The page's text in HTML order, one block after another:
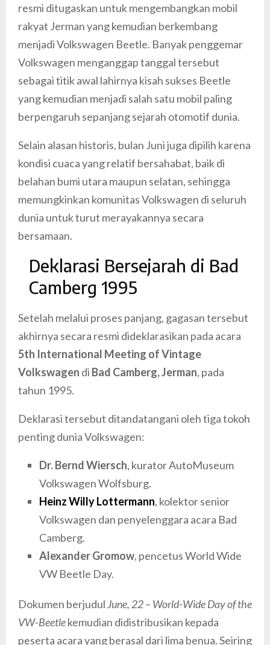
resmi ditugaskan untuk mengembangkan mobil
rakyat Jerman yang kemudian berkembang
menjadi Volkswagen Beetle. Banyak penggemar
Volkswagen menganggap tanggal tersebut
sebagai titik awal lahirnya kisah sukses Beetle
yang kemudian menjadi salah satu mobil paling
berpengaruh sepanjang sejarah otomotif dunia.
Selain alasan historis, bulan Juni juga dipilih karena
kondisi cuaca yang relatif bersahabat, baik di
belahan bumi utara maupun selatan, sehingga
memungkinkan komunitas Volkswagen di seluruh
dunia untuk turut merayakannya secara
bersamaan.
Deklarasi Bersejarah di Bad
Camberg 1995
Setelah melalui proses panjang, gagasan tersebut
akhirnya secara resmi dideklarasikan pada acara
5th International Meeting of Vintage
Volkswagen di Bad Camberg, Jerman, pada
tahun 1995.
Deklarasi tersebut ditandatangani oleh tiga tokoh
penting dunia Volkswagen:
Dr. Bernd Wiersch, kurator AutoMuseum
Volkswagen Wolfsburg.
Heinz Willy Lottermann, kolektor senior
Volkswagen dan penyelenggara acara Bad
Camberg.
Alexander Gromow, pencetus World Wide
VW Beetle Day.
Dokumen berjudulJune, 22 – World-Wide Day of the
VW-Beetlekemudian didistribusikan kepada
peserta acara yang berasal dari lima benua. Seiring